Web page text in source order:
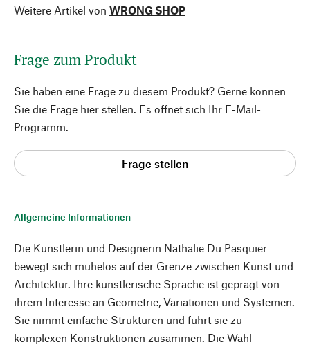
Allgemeine Informationen
Die Künstlerin und Designerin Nathalie Du Pasquier
bewegt sich mühelos auf der Grenze zwischen Kunst und
Architektur. Ihre künstlerische Sprache ist geprägt von
ihrem Interesse an Geometrie, Variationen und Systemen.
Sie nimmt einfache Strukturen und führt sie zu
komplexen Konstruktionen zusammen. Die Wahl-
Weitere Artikel von WRONG SHOP
Frage zum Produkt
Sie haben eine Frage zu diesem Produkt? Gerne können
Sie die Frage hier stellen. Es öffnet sich Ihr E-Mail-
Programm.
Frage stellen